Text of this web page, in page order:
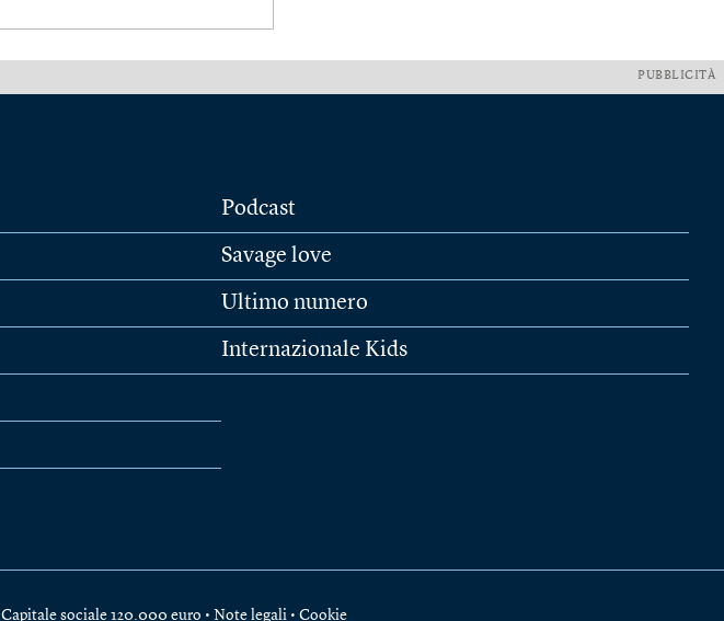
PUBBLICITÀ
Podcast
Savage love
Ultimo numero
Internazionale Kids
sociale 120.000 euro • Note legali • Cookie